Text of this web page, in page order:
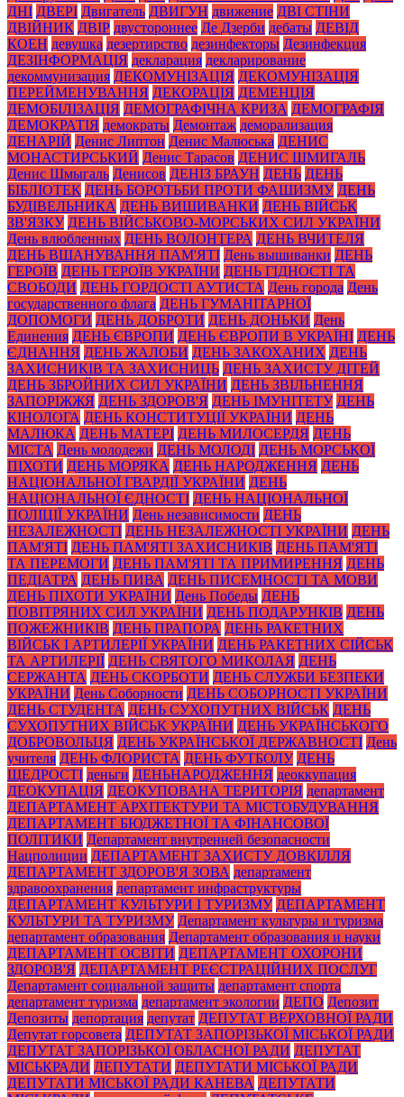
ДНІ ДВЕРІ Двигатель ДВИГУН движение ДВІ СТІНИ
ДВІЙНИК ДВІР двустороннее Де Дзерби дебаты ДЕВІД
КОЕН девушка дезертирство дезинфекторы Дезинфекция
ДЕЗІНФОРМАЦІЯ декларация декларирование
декоммунизация ДЕКОМУНІЗАЦІЯ ДЕКОМУНІЗАЦІЯ
ПЕРЕЙМЕНУВАННЯ ДЕКОРАЦІЯ ДЕМЕНЦІЯ
ДЕМОБІЛІЗАЦІЯ ДЕМОГРАФІЧНА КРИЗА ДЕМОГРАФІЯ
ДЕМОКРАТІЯ демократы Демонтаж деморализация
ДЕНАРІЙ Денис Липтон Денис Малюська ДЕНИС
МОНАСТИРСЬКИЙ Денис Тарасов ДЕНИС ШМИГАЛЬ
Денис Шмыгаль Денисов ДЕНІЗ БРАУН ДЕНЬ ДЕНЬ
БІБЛІОТЕК ДЕНЬ БОРОТЬБИ ПРОТИ ФАШИЗМУ ДЕНЬ
БУДІВЕЛЬНИКА ДЕНЬ ВИШИВАНКИ ДЕНЬ ВІЙСЬК
ЗВ'ЯЗКУ ДЕНЬ ВІЙСЬКОВО-МОРСЬКИХ СИЛ УКРАЇНИ
День влюбленных ДЕНЬ ВОЛОНТЕРА ДЕНЬ ВЧИТЕЛЯ
ДЕНЬ ВШАНУВАННЯ ПАМ'ЯТІ День вышиванки ДЕНЬ
ГЕРОЇВ ДЕНЬ ГЕРОЇВ УКРАЇНИ ДЕНЬ ГІДНОСТІ ТА
СВОБОДИ ДЕНЬ ГОРДОСТІ АУТИСТА День города День
государственного флага ДЕНЬ ГУМАНІТАРНОЇ
ДОПОМОГИ ДЕНЬ ДОБРОТИ ДЕНЬ ДОНЬКИ День
Единения ДЕНЬ ЄВРОПИ ДЕНЬ ЄВРОПИ В УКРАЇНІ ДЕНЬ
ЄДНАННЯ ДЕНЬ ЖАЛОБИ ДЕНЬ ЗАКОХАНИХ ДЕНЬ
ЗАХИСНИКІВ ТА ЗАХИСНИЦЬ ДЕНЬ ЗАХИСТУ ДІТЕЙ
ДЕНЬ ЗБРОЙНИХ СИЛ УКРАЇНИ ДЕНЬ ЗВІЛЬНЕННЯ
ЗАПОРІЖЖЯ ДЕНЬ ЗДОРОВ'Я ДЕНЬ ІМУНІТЕТУ ДЕНЬ
КІНОЛОГА ДЕНЬ КОНСТИТУЦІЇ УКРАЇНИ ДЕНЬ
МАЛЮКА ДЕНЬ МАТЕРІ ДЕНЬ МИЛОСЕРДЯ ДЕНЬ
МІСТА День молодежи ДЕНЬ МОЛОДІ ДЕНЬ МОРСЬКОЇ
ПІХОТИ ДЕНЬ МОРЯКА ДЕНЬ НАРОДЖЕННЯ ДЕНЬ
НАЦІОНАЛЬНОЇ ГВАРДІЇ УКРАЇНИ ДЕНЬ
НАЦІОНАЛЬНОЇ ЄДНОСТІ ДЕНЬ НАЦІОНАЛЬНОЇ
ПОЛІЦІЇ УКРАЇНИ День независимости ДЕНЬ
НЕЗАЛЕЖНОСТІ ДЕНЬ НЕЗАЛЕЖНОСТІ УКРАЇНИ ДЕНЬ
ПАМ'ЯТІ ДЕНЬ ПАМ'ЯТІ ЗАХИСНИКІВ ДЕНЬ ПАМ'ЯТІ
ТА ПЕРЕМОГИ ДЕНЬ ПАМ'ЯТІ ТА ПРИМИРЕННЯ ДЕНЬ
ПЕДІАТРА ДЕНЬ ПИВА ДЕНЬ ПИСЕМНОСТІ ТА МОВИ
ДЕНЬ ПІХОТИ УКРАЇНИ День Победы ДЕНЬ
ПОВІТРЯНИХ СИЛ УКРАЇНИ ДЕНЬ ПОДАРУНКІВ ДЕНЬ
ПОЖЕЖНИКІВ ДЕНЬ ПРАПОРА ДЕНЬ РАКЕТНИХ
ВІЙСЬК І АРТИЛЕРІЇ УКРАЇНИ ДЕНЬ РАКЕТНИХ СІЙСЬК
ТА АРТИЛЕРІЇ ДЕНЬ СВЯТОГО МИКОЛАЯ ДЕНЬ
СЕРЖАНТА ДЕНЬ СКОРБОТИ ДЕНЬ СЛУЖБИ БЕЗПЕКИ
УКРАЇНИ День Соборности ДЕНЬ СОБОРНОСТІ УКРАЇНИ
ДЕНЬ СТУДЕНТА ДЕНЬ СУХОПУТНИХ ВІЙСЬК ДЕНЬ
СУХОПУТНИХ ВІЙСЬК УКРАЇНИ ДЕНЬ УКРАЇНСЬКОГО
ДОБРОВОЛЬЦЯ ДЕНЬ УКРАЇНСЬКОЇ ДЕРЖАВНОСТІ День
учителя ДЕНЬ ФЛОРИСТА ДЕНЬ ФУТБОЛУ ДЕНЬ
ЩЕДРОСТІ деньги ДЕНЬНАРОДЖЕННЯ деоккупация
ДЕОКУПАЦІЯ ДЕОКУПОВАНА ТЕРИТОРІЯ департамент
ДЕПАРТАМЕНТ АРХІТЕКТУРИ ТА МІСТОБУДУВАННЯ
ДЕПАРТАМЕНТ БЮДЖЕТНОЇ ТА ФІНАНСОВОЇ
ПОЛІТИКИ Департамент внутренней безопасности
Нацполиции ДЕПАРТАМЕНТ ЗАХИСТУ ДОВКІЛЛЯ
ДЕПАРТАМЕНТ ЗДОРОВ'Я ЗОВА департамент
здравоохранения департамент инфраструктуры
ДЕПАРТАМЕНТ КУЛЬТУРИ І ТУРИЗМУ ДЕПАРТАМЕНТ
КУЛЬТУРИ ТА ТУРИЗМУ Департамент культуры и туризма
департамент образования Департамент образования и науки
ДЕПАРТАМЕНТ ОСВІТИ ДЕПАРТАМЕНТ ОХОРОНИ
ЗДОРОВ'Я ДЕПАРТАМЕНТ РЕЄСТРАЦІЙНИХ ПОСЛУГ
Департамент социальной защиты департамент спорта
департамент туризма департамент экологии ДЕПО Депозит
Депозиты депортация депутат ДЕПУТАТ ВЕРХОВНОЇ РАДИ
Депутат горсовета ДЕПУТАТ ЗАПОРІЗЬКОЇ МІСЬКОЇ РАДИ
ДЕПУТАТ ЗАПОРІЗЬКОЇ ОБЛАСНОЇ РАДИ ДЕПУТАТ
МІСЬКРАДИ ДЕПУТАТИ ДЕПУТАТИ МІСЬКОЇ РАДИ
ДЕПУТАТИ МІСЬКОЇ РАДИ КАНЕВА ДЕПУТАТИ